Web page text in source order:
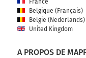
France
Belgique (Français)
België (Nederlands)
United Kingdom
A PROPOS DE